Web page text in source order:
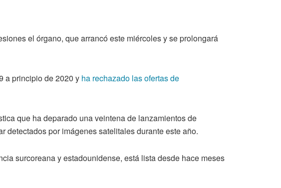
el órgano, que arrancó este miércoles y se prolongará
a principio de 2020 y ha rechazado las ofertas de
que ha deparado una veintena de lanzamientos de
detectados por imágenes satelitales durante este año.
surcoreana y estadounidense, está lista desde hace meses